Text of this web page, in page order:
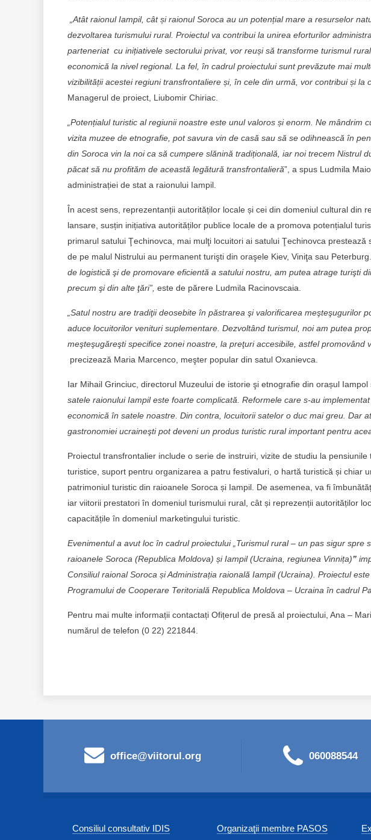
„Atât raionul Iampil, cât și raionul Soroca au un potențial mare a resurselor
dezvoltarea turismului rural. Proiectul va contribui la unirea eforturilor
parteneriat cu inițiativele sectorului privat, vor reuși să transforme turismul
economică la nivel regional. La fel, în cadrul proiectului sunt prevăzute mai
vizibilității acestei regiuni transfrontaliere și, în cele din urmă, vor contribui și la
Managerul de proiect, Liubomir Chiriac.
„Potențialul turistic al regiunii noastre este unul valoros și enorm. Ne mândrim
vizita muzee de etnografie, pot savura vin de casă sau să se odihnească în
din Soroca vin la noi ca să cumpere slănină tradițională, iar noi trecem Nistrul
păcat să nu profităm de această legătură transfrontalieră”, a spus Ludmila
administrației de stat a raionului Iampil.
În acest sens, reprezentanții autorităților locale și cei din domeniul cultural din
lansare, susțin inițiativa autorităților publice locale de a promova potențialul
primarul satului Ţechinovca, mai mulţi locuitori ai satului Ţechinovca
de pe malul Nistrului au permanent turişti din oraşele Kiev, Viniţa sau Peterburg.
de logistică şi de promovare eficientă a satului nostru, am putea atrage turişti
precum şi din alte ţări”, este de părere Ludmila Racinovscaia.
Satul nostru are tradiţii deosebite în păstrarea şi valorificarea meşteşugurilor
aduce locuitorilor venituri suplementare. Dezvoltând turismul, noi am putea
meşteşugăreşti specifice zonei noastre, la preţuri accesibile, astfel promovând
precizează Maria Marcenco, meşter popular din satul Oxanievca.
Iar Mihail Grinciuc, directorul Muzeului de istorie şi etnografie din orașul Iampol
satele raionului Iampil este foarte complicată. Reformele care s-au
economică în satele noastre. Din contra, locuitorii satelor o duc mai greu. Dar
gastronomiei ucraineşti pot deveni un produs turistic rural important pentru
Proiectul transfrontalier include o serie de instruiri, vizite de studiu la
turistice, suport pentru organizarea a patru festivaluri, o hartă turistică și chiar
patrimoniul turistic din raioanele Soroca și Iampil. De asemenea, va fi
iar viitorii prestatori în domeniul turismului rural, cât și reprezenții autorităților
capacitățile în domeniul marketingului turistic.
Evenimentul a avut loc în cadrulproiectului „Turismul rural – un pas sigur
raioanele Soroca (Republica Moldova) și Iampil (Ucraina, regiunea Vinnița)”
Consiliul raional Soroca și Administrația raională Iampil (Ucraina). Proiectul
Programului de Cooperare Teritorială Republica Moldova – Ucraina în cadrul
Pentru mai multe informații contactați Ofițerul de presă al proiectului, Ana –
numărul de telefon (0 22) 221844.
office@viitorul.org 060088544
Consiliul consultativ IDIS Organizaţii membre PASOS